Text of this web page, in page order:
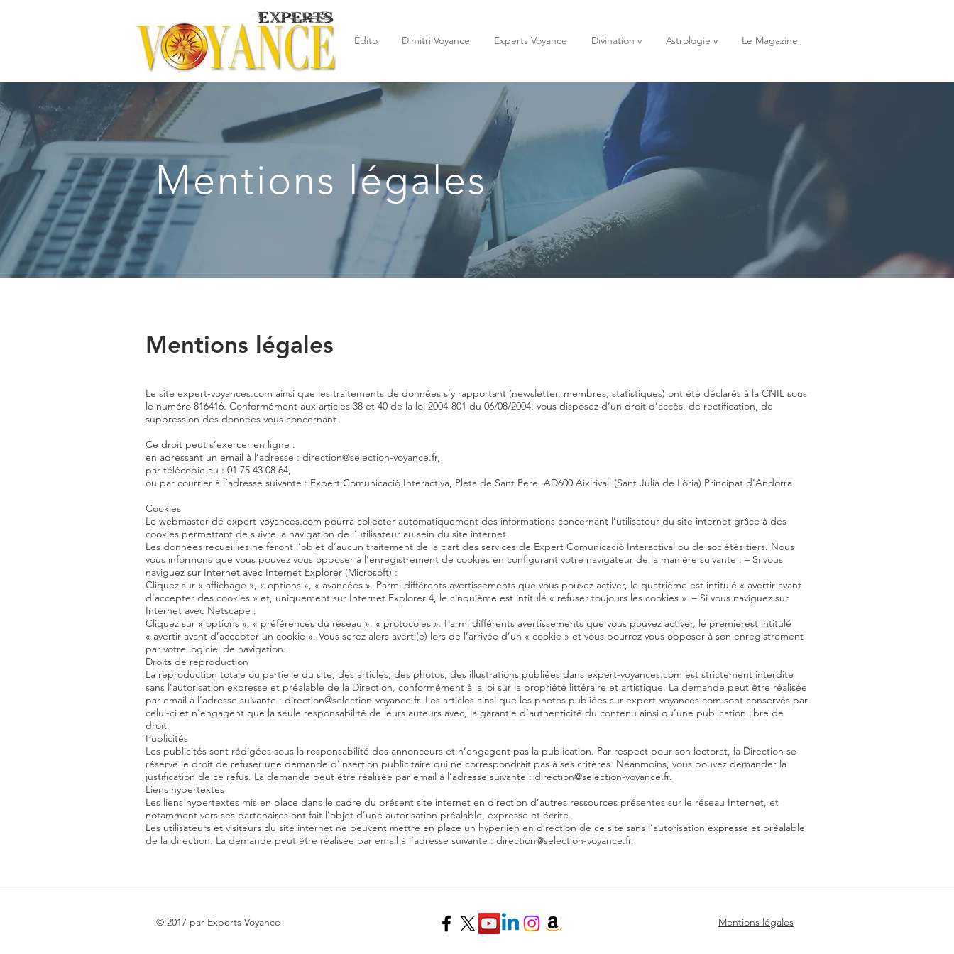
Édito Dimitri Voyance Experts Voyance Divination v Astrologie v Le Magazine
Mentions légales
Mentions légales
Le site expert-voyances.com ainsi que les traitements de données s’y rapportant (newsletter, membres, statistiques) ont été déclarés à la CNIL sous
le numéro 816416. Conformément aux articles 38 et 40 de la loi 2004-801 du 06/08/2004, vous disposez d’un droit d’accès, de rectification, de
suppression des données vous concernant.
Ce droit peut s’exercer en ligne :
en adressant un email à l’adresse : direction@selection-voyance.fr,
par télécopie au : 01 75 43 08 64,
ou par courrier à l’adresse suivante : Expert Comunicaciò Interactiva, Pleta de Sant Pere AD600 Aixirivall (Sant Julià de Lòria) Principat d’Andorra
Cookies
Le webmaster de expert-voyances.com pourra collecter automatiquement des informations concernant l’utilisateur du site internet grâce à des
cookies permettant de suivre la navigation de l’utilisateur au sein du site internet .
Les données recueillies ne feront l’objet d’aucun traitement de la part des services de Expert Comunicaciò Interactival ou de sociétés tiers. Nous
vous informons que vous pouvez vous opposer à l’enregistrement de cookies en configurant votre navigateur de la manière suivante : – Si vous
naviguez sur Internet avec Internet Explorer (Microsoft) :
Cliquez sur « affichage », « options », « avancées ». Parmi différents avertissements que vous pouvez activer, le quatrième est intitulé « avertir avant
d’accepter des cookies » et, uniquement sur Internet Explorer 4, le cinquième est intitulé « refuser toujours les cookies ». – Si vous naviguez sur
Internet avec Netscape :
Cliquez sur « options », « préférences du réseau », « protocoles ». Parmi différents avertissements que vous pouvez activer, le premierest intitulé
« avertir avant d’accepter un cookie ». Vous serez alors averti(e) lors de l’arrivée d’un « cookie » et vous pourrez vous opposer à son enregistrement
par votre logiciel de navigation.
Droits de reproduction
La reproduction totale ou partielle du site, des articles, des photos, des illustrations publiées dans expert-voyances.com est strictement interdite
sans l’autorisation expresse et préalable de la Direction, conformément à la loi sur la propriété littéraire et artistique. La demande peut être réalisée
par email à l’adresse suivante : direction@selection-voyance.fr. Les articles ainsi que les photos publiées sur expert-voyances.com sont conservés par
celui-ci et n’engagent que la seule responsabilité de leurs auteurs avec, la garantie d’authenticité du contenu ainsi qu’une publication libre de
droit.
Publicités
Les publicités sont rédigées sous la responsabilité des annonceurs et n’engagent pas la publication. Par respect pour son lectorat, la Direction se
réserve le droit de refuser une demande d’insertion publicitaire qui ne correspondrait pas à ses critères. Néanmoins, vous pouvez demander la
justification de ce refus. La demande peut être réalisée par email à l’adresse suivante : direction@selection-voyance.fr.
Liens hypertextes
Les liens hypertextes mis en place dans le cadre du présent site internet en direction d’autres ressources présentes sur le réseau Internet, et
notamment vers ses partenaires ont fait l’objet d’une autorisation préalable, expresse et écrite.
Les utilisateurs et visiteurs du site internet ne peuvent mettre en place un hyperlien en direction de ce site sans l’autorisation expresse et préalable
de la direction. La demande peut être réalisée par email à l’adresse suivante : direction@selection-voyance.fr.
© 2017 par Experts Voyance Mentions légales